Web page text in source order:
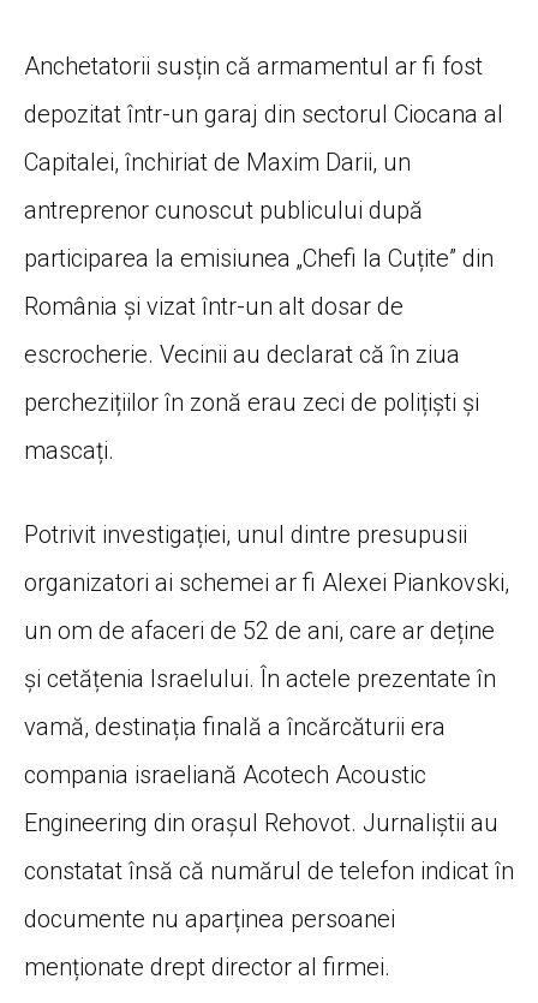
Anchetatorii susțin că armamentul ar fi fost
depozitat într-un garaj din sectorul Ciocana al
Capitalei, închiriat de Maxim Darii, un
antreprenor cunoscut publicului după
participarea la emisiunea „Chefi la Cuțite” din
România și vizat într-un alt dosar de
escrocherie. Vecinii au declarat că în ziua
perchezițiilor în zonă erau zeci de polițiști și
mascați.
Potrivit investigației, unul dintre presupusii
organizatori ai schemei ar fi Alexei Piankovski,
un om de afaceri de 52 de ani, care ar deține
și cetățenia Israelului. În actele prezentate în
vamă, destinația finală a încărcăturii era
compania israeliană Acotech Acoustic
Engineering din orașul Rehovot. Jurnaliștii au
constatat însă că numărul de telefon indicat în
documente nu aparținea persoanei
menționate drept director al firmei.